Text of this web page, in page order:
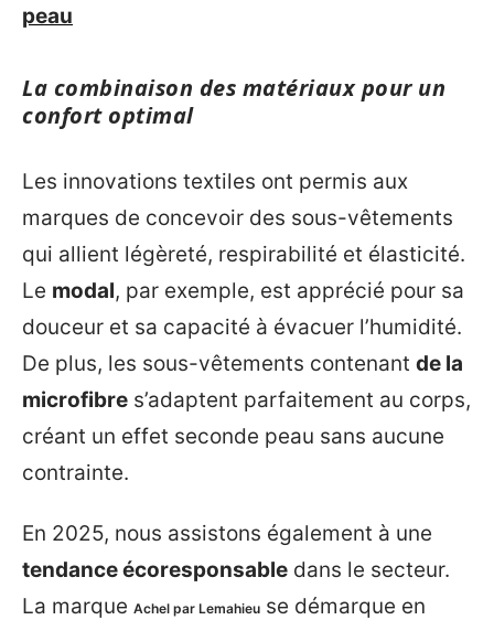
peau
La combinaison des matériaux pour un
confort optimal
Les innovations textiles ont permis aux
marques de concevoir des sous-vêtements
qui allient légèreté, respirabilité et élasticité.
Le modal, par exemple, est apprécié pour sa
douceur et sa capacité à évacuer l’humidité.
De plus, les sous-vêtements contenant de la
microfibre s’adaptent parfaitement au corps,
créant un effet seconde peau sans aucune
contrainte.
En 2025, nous assistons également à une
tendance écoresponsable dans le secteur.
La marque Achel par Lemahieu se démarque en